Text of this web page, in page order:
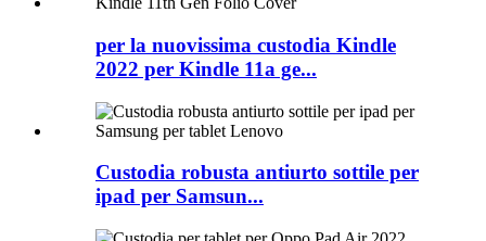
per la nuovissima custodia Kindle
2022 per Kindle 11a ge...
Custodia robusta antiurto sottile per
ipad per Samsun...